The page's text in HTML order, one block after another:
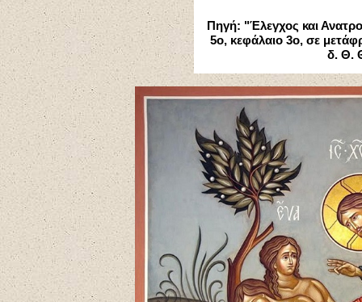
Πηγή: "Έλεγχος και
5ο, κεφάλαιο 3ο, σε
δ. Θ.